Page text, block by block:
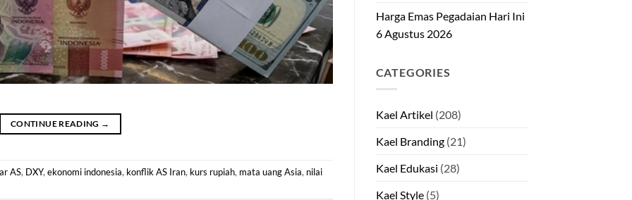
CONTINUE READING →
AS, DXY,ekonomi indonesia, konflik AS Iran, kurs rupiah, mata uang Asia, nilai
Harga Emas Pegadaian Hari Ini
6 Agustus 2026
CATEGORIES
Kael Artikel (208)
Kael Branding(21)
Kael Edukasi (28)
Kael Style(5)